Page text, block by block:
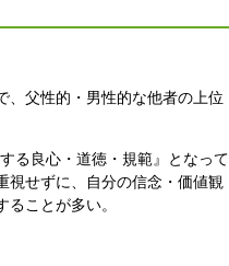
、父性的・男性的な他者の上位
る良心・道徳・規範』となって
視せずに、自分の信念・価値観
ことが多い。